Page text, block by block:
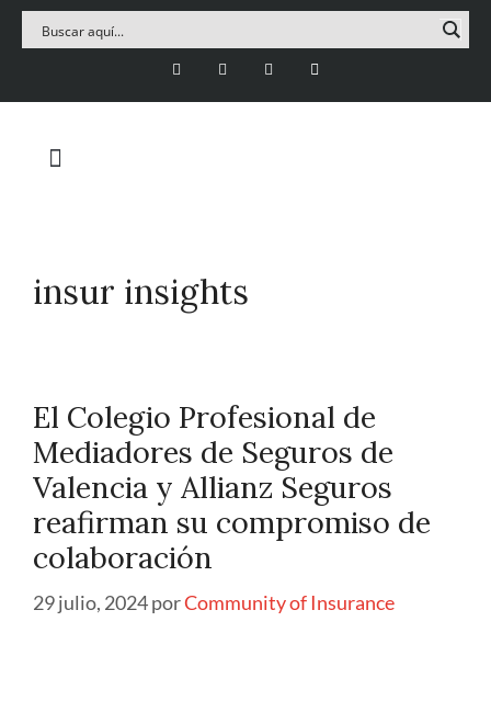
insur insights
El Colegio Profesional de
Mediadores de Seguros de
Valencia y Allianz Seguros
reafirman su compromiso de
colaboración
29 julio, 2024porCommunity of Insurance